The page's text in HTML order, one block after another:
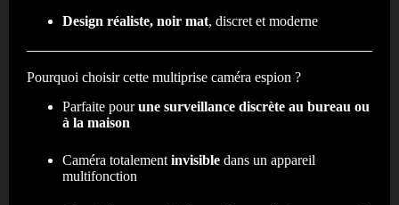
Design réaliste, noir mat, discret et moderne
Pourquoi choisir cette multiprise caméra espion ?
Parfaite pourune surveillance discrète au bureau ou
à la maison
Caméra totalement invisible dans un appareil
multifonction